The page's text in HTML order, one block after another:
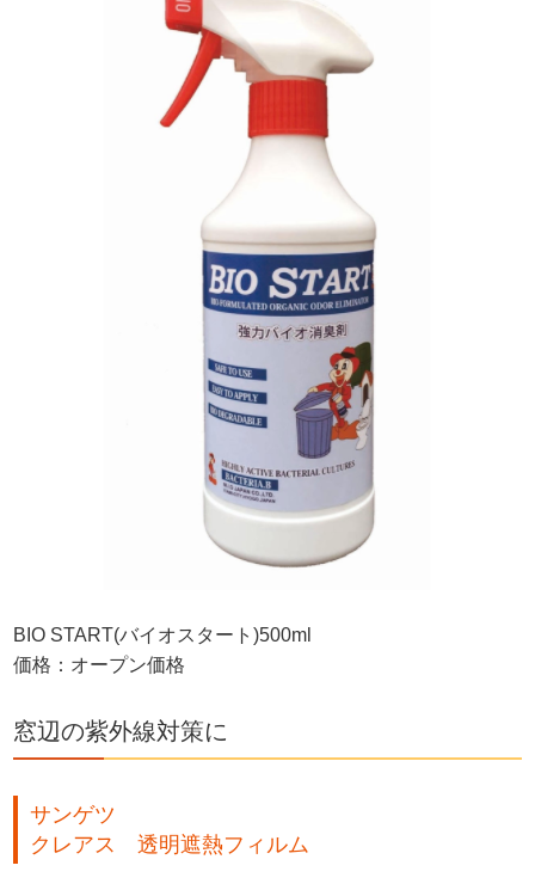
BIO START(バイオスタート)500ml
価格：オープン価格
窓辺の紫外線対策に
サンゲツ
クレアス 透明遮熱フィルム